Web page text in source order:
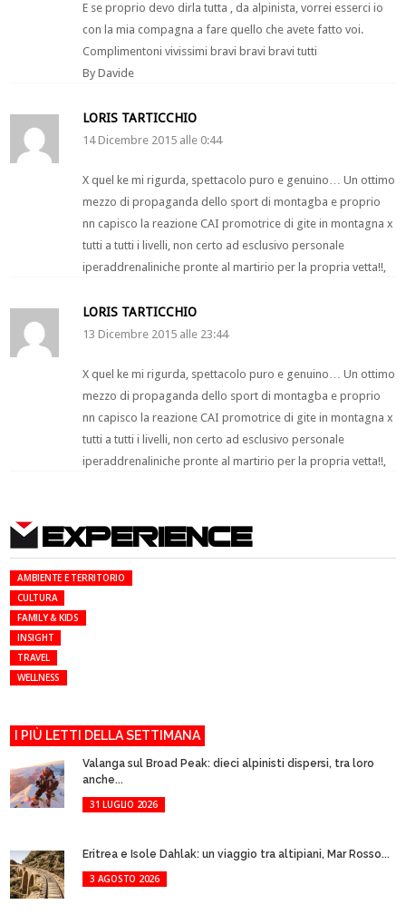
E se proprio devo dirla tutta , da alpinista, vorrei esserci io
con la mia compagna a fare quello che avete fatto voi.
Complimentoni vivissimi bravi bravi bravi tutti
By Davide
LORIS TARTICCHIO
14 Dicembre 2015 alle 0:44
X quel ke mi rigurda, spettacolo puro e genuino… Un ottimo
mezzo di propaganda dello sport di montagba e proprio
nn capisco la reazione CAI promotrice di gite in montagna x
tutti a tutti i livelli, non certo ad esclusivo personale
iperaddrenaliniche pronte al martirio per la propria vetta!!,
LORIS TARTICCHIO
13 Dicembre 2015 alle 23:44
X quel ke mi rigurda, spettacolo puro e genuino… Un ottimo
mezzo di propaganda dello sport di montagba e proprio
nn capisco la reazione CAI promotrice di gite in montagna x
tutti a tutti i livelli, non certo ad esclusivo personale
iperaddrenaliniche pronte al martirio per la propria vetta!!,
EXPERIENCE
AMBIENTE E TERRITORIO
CULTURA
FAMILY & KIDS
INSIGHT
TRAVEL
WELLNESS
I PIÙ LETTI DELLA SETTIMANA
Valanga sul Broad Peak: dieci alpinisti dispersi, tra loro
anche...
31 LUGLIO 2026
Eritrea e Isole Dahlak: un viaggio tra altipiani, Mar Rosso...
3 AGOSTO 2026